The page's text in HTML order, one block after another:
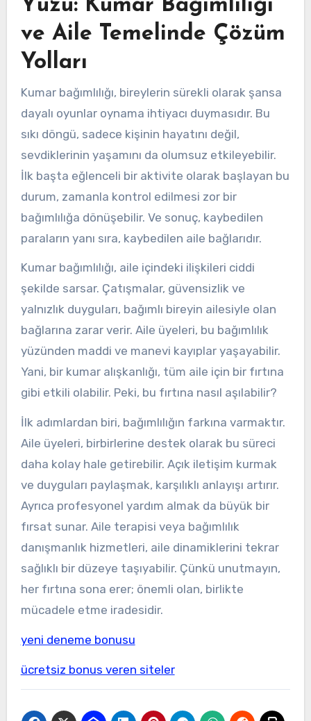
Yüzü: Kumar Bağımlılığı
ve Aile Temelinde Çözüm
Yolları
Kumar bağımlılığı, bireylerin sürekli olarak şansa
dayalı oyunlar oynama ihtiyacı duymasıdır. Bu
sıkı döngü, sadece kişinin hayatını değil,
sevdiklerinin yaşamını da olumsuz etkileyebilir.
İlk başta eğlenceli bir aktivite olarak başlayan bu
durum, zamanla kontrol edilmesi zor bir
bağımlılığa dönüşebilir. Ve sonuç, kaybedilen
paraların yanı sıra, kaybedilen aile bağlarıdır.
Kumar bağımlılığı, aile içindeki ilişkileri ciddi
şekilde sarsar. Çatışmalar, güvensizlik ve
yalnızlık duyguları, bağımlı bireyin ailesiyle olan
bağlarına zarar verir. Aile üyeleri, bu bağımlılık
yüzünden maddi ve manevi kayıplar yaşayabilir.
Yani, bir kumar alışkanlığı, tüm aile için bir fırtına
gibi etkili olabilir. Peki, bu fırtına nasıl aşılabilir?
İlk adımlardan biri, bağımlılığın farkına varmaktır.
Aile üyeleri, birbirlerine destek olarak bu süreci
daha kolay hale getirebilir. Açık iletişim kurmak
ve duyguları paylaşmak, karşılıklı anlayışı artırır.
Ayrıca profesyonel yardım almak da büyük bir
fırsat sunar. Aile terapisi veya bağımlılık
danışmanlık hizmetleri, aile dinamiklerini tekrar
sağlıklı bir düzeye taşıyabilir. Çünkü unutmayın,
her fırtına sona erer; önemli olan, birlikte
mücadele etme iradesidir.
yeni deneme bonusu
ücretsiz bonus veren siteler